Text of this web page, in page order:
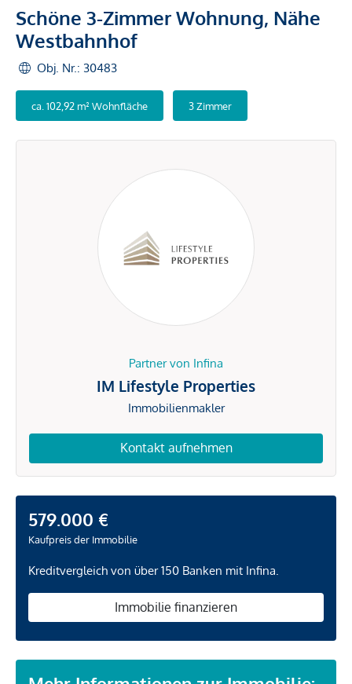
Schöne 3-Zimmer Wohnung, Nähe
Westbahnhof
Obj. Nr.: 30483
ca. 102,92 m² Wohnfläche 3 Zimmer
Partner von Infina
IM Lifestyle Properties
Immobilienmakler
Kontakt aufnehmen
579.000 €
Kaufpreis der Immobilie
Kreditvergleich von über 150 Banken mit Infina.
Immobilie finanzieren